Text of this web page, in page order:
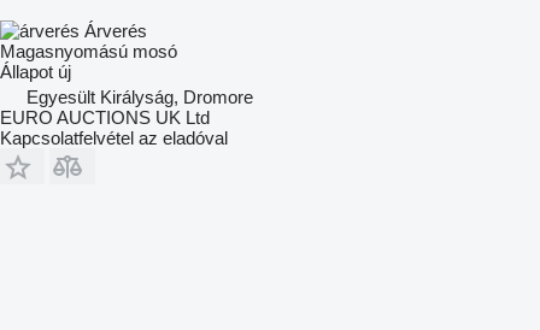
Árverés
Magasnyomású mosó
Állapot új
Egyesült Királyság, Dromore
EURO AUCTIONS UK Ltd
Kapcsolatfelvétel az eladóval